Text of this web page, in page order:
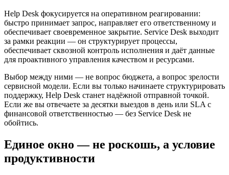
Help Desk фокусируется на оперативном реагировании:
быстро принимает запрос, направляет его ответственному и
обеспечивает своевременное закрытие. Service Desk выходит
за рамки реакции — он структурирует процессы,
обеспечивает сквозной контроль исполнения и даёт данные
для проактивного управления качеством и ресурсами.
Выбор между ними — не вопрос бюджета, а вопрос зрелости
сервисной модели. Если вы только начинаете структурировать
поддержку, Help Desk станет надёжной отправной точкой.
Если же вы отвечаете за десятки выездов в день или SLA с
финансовой ответственностью — без Service Desk не
обойтись.
Единое окно — не роскошь, а условие
продуктивности